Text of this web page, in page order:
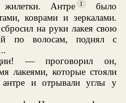
Антре
1
было
коврами и зеркалами.
на руки лакея свою
по волосам, поднял с
— проговорил он,
лакеями, которые стояли
и отрывали углы у